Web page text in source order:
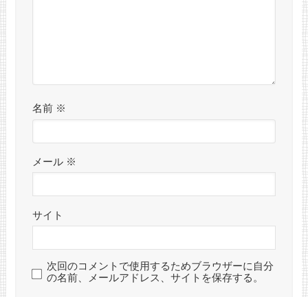
名前 ※
メール ※
サイト
次回のコメントで使用するためブラウザーに自分
の名前、メールアドレス、サイトを保存する。